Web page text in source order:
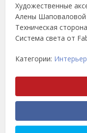
Художественные
Алены Шаповаловой
Техническая
Система света от
Категории: